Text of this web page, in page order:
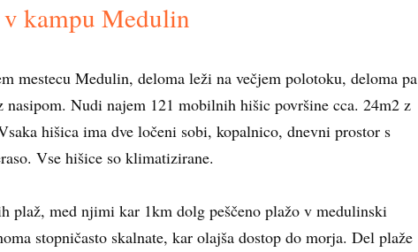
kampu Medulin
mestecu Medulin, deloma leži na večjem polotoku, deloma pa
nasipom. Nudi najem 121 mobilnih hišic površine cca. 24m2 z
hišica ima dve ločeni sobi, kopalnico, dnevni prostor s
Vse hišice so klimatizirane.
plaž, med njimi kar 1km dolg peščeno plažo v medulinski
stopničasto skalnate, kar olajša dostop do morja. Del plaže